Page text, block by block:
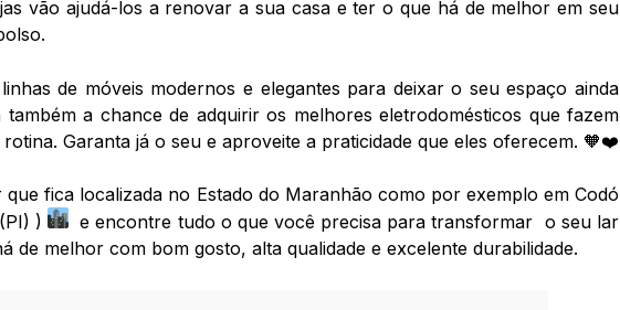
vão ajudá-los a renovar a sua casa e ter o que há de melhor em seu
de móveis modernos e elegantes para deixar o seu espaço ainda
a chance de adquirir os melhores eletrodomésticos que fazem
Garanta já o seu e aproveite a praticidade que eles oferecem. 🧡​❤️
que fica localizada no Estado do Maranhão como por exemplo em Codó
)
e encontre tudo o que você precisa para transformar o seu lar
de melhor com bom gosto, alta qualidade e excelente durabilidade.